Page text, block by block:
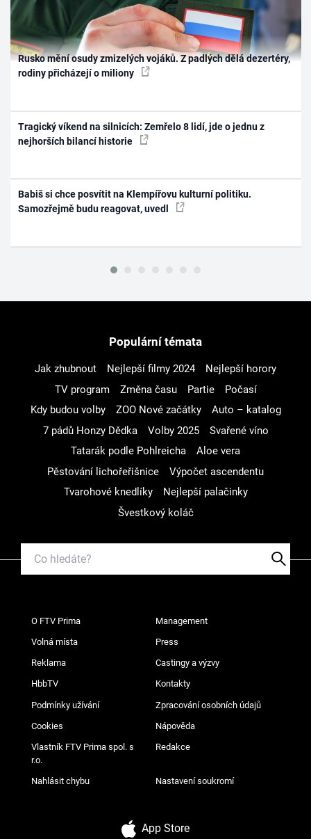
Rusko mění osudy zmizelých vojáků. Z padlých dělá dezertéry,
rodiny přicházejí o miliony
Tragický víkend na silnicích: Zemřelo 8 lidí, jde o jednu z
nejhorších bilancí historie
Babiš si chce posvítit na Klempířovu kulturní politiku.
Samozřejmě budu reagovat, uvedl
Populární témata
Jak zhubnout Nejlepší filmy 2024
Nejlepší horory
TV program
Změna času Partie
Počasí
Kdy budou volby
ZOO Nové začátky
Auto – katalog
7 pádů Honzy Dědka
Volby 2025
Svařené víno
Tatarák podle Pohlreicha
Aloe vera
Pěstování lichořeřišnice
Výpočet ascendentu
Tvarohové knedlíky
Nejlepší palačinky
Švestkový koláč
O FTV Prima Management
Volná místa Press
Reklama Castingy a výzvy
HbbTV Kontakty
Podmínky užívání Zpracování osobních údajů
Cookies Nápověda
Vlastník FTV Prima spol. s
r.o.
Redakce
Nahlásit chybu Nastavení soukromí
App Store